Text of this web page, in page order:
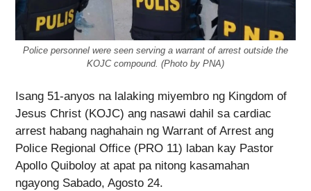
Police personnel were seen serving a warrant of arrest outside the
KOJC compound. (Photo by PNA)
Isang 51-anyos na lalaking miyembro ng Kingdom of
Jesus Christ (KOJC) ang nasawi dahil sa cardiac
arrest habang naghahain ng Warrant of Arrest ang
Police Regional Office (PRO 11) laban kay Pastor
Apollo Quiboloy at apat pa nitong kasamahan
ngayong Sabado, Agosto 24.